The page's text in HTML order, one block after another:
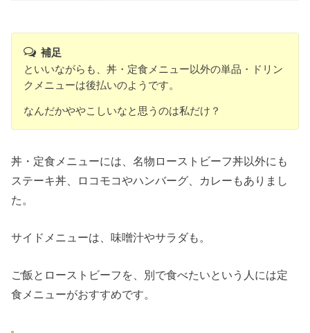
補足
といいながらも、丼・定食メニュー以外の単品・ドリン
クメニューは後払いのようです。
なんだかややこしいなと思うのは私だけ？
丼・定食メニューには、名物ローストビーフ丼以外にも
ステーキ丼、ロコモコやハンバーグ、カレーもありまし
た。
サイドメニューは、味噌汁やサラダも。
ご飯とローストビーフを、別で食べたいという人には定
食メニューがおすすめです。